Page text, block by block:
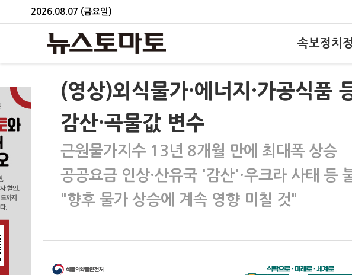
2026.08.07 (금요일)
속보정치
(영상)외식물가·에너지·가공식품
감산·곡물값 변수
근원물가지수 13년 8개월 만에 최대폭 상승
공공요금 인상·산유국 '감산'·우크라 사태 등
"향후 물가 상승에 계속 영향 미칠 것"